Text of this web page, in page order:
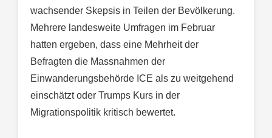
wachsender Skepsis in Teilen der Bevölkerung.
Mehrere landesweite Umfragen im Februar
hatten ergeben, dass eine Mehrheit der
Befragten die Massnahmen der
Einwanderungsbehörde ICE als zu weitgehend
einschätzt oder Trumps Kurs in der
Migrationspolitik kritisch bewertet.